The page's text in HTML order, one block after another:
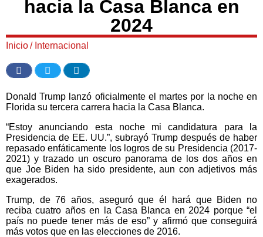
hacia la Casa Blanca en
2024
Inicio/ Internacional
Donald Trump lanzó oficialmente el martes por la noche en
Florida su tercera carrera hacia la Casa Blanca.
“Estoy anunciando esta noche mi candidatura para la
Presidencia de EE. UU.”, subrayó Trump después de haber
repasado enfáticamente los logros de su Presidencia (2017-
2021) y trazado un oscuro panorama de los dos años en
que Joe Biden ha sido presidente, aun con adjetivos más
exagerados.
Trump, de 76 años, aseguró que él hará que Biden no
reciba cuatro años en la Casa Blanca en 2024 porque “el
país no puede tener más de eso” y afirmó que conseguirá
más votos que en las elecciones de 2016.